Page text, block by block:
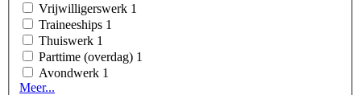
Vrijwilligerswerk 1
Traineeships 1
Thuiswerk 1
Parttime (overdag) 1
Avondwerk 1
Meer...